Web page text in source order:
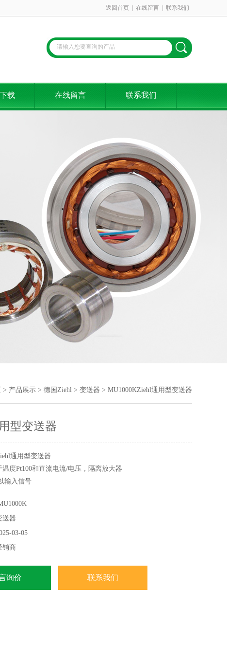
返回首页 在线留言 联系我们
载 在线留言 联系我们
> 产品展示 > 德国Ziehl > 变送器 > MU1000KZiehl通用型变送器
型变送器
通用型变送器
度Pt100和直流电流/电压，隔离放大器
输入信号
步测量范围可以很容易地缩放是。在Pt 100可以温度在-200到
。
送器
03-05
销商
询价 联系我们